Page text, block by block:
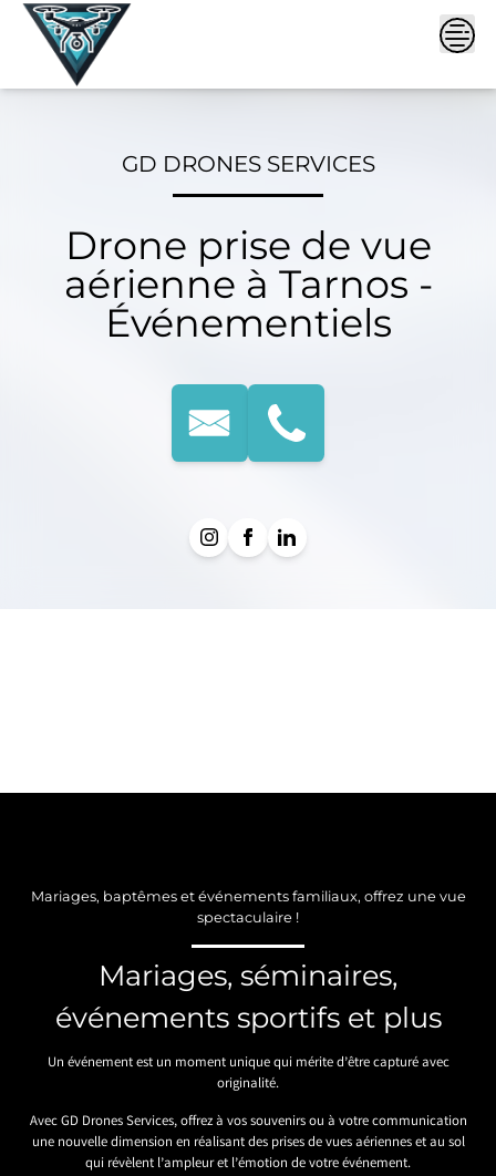
Skip
GD DRONES SERVICES
Drone prise de vue
aérienne à Tarnos -
Événementiels
Mariages, baptêmes et événements familiaux, offrez une vue
spectaculaire !
Mariages, séminaires,
événements sportifs et plus
Un événement est un moment unique qui mérite d’être capturé avec
originalité.
Avec GD Drones Services, offrez à vos souvenirs ou à votre communication
une nouvelle dimension en réalisant des prises de vues aériennes et au sol
qui révèlent l’ampleur et l’émotion de votre événement.